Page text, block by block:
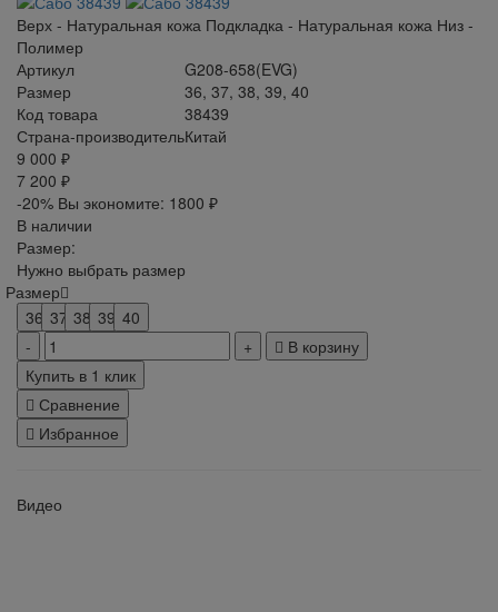
Верх - Натуральная кожа Подкладка - Натуральная кожа Низ -
Полимер
Артикул
G208-658(EVG)
Размер
36, 37, 38, 39, 40
Код товара
38439
Страна-производительКитай
9 000 ₽
7 200 ₽
-20% Вы экономите: 1800 ₽
В наличии
Размер:
Нужно выбрать размер
Размер
36 37 38 39 40
В корзину
Купить в 1 клик
Сравнение
Избранное
Видео